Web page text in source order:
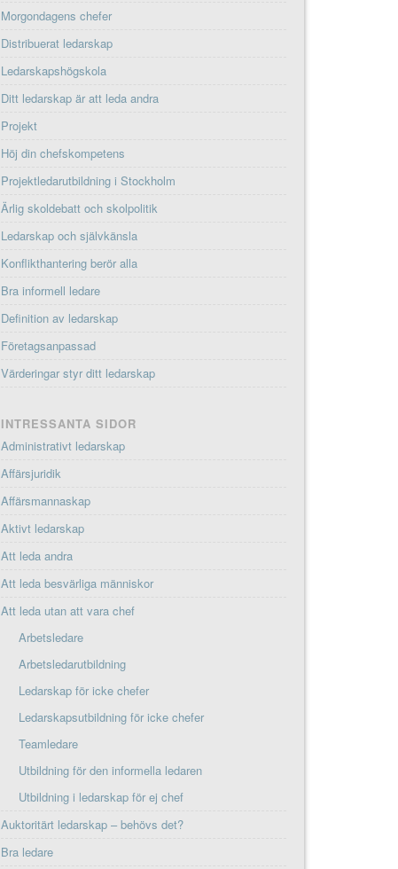
Morgondagens chefer
Distribuerat ledarskap
Ledarskapshögskola
Ditt ledarskap är att leda andra
Projekt
Höj din chefskompetens
Projektledarutbildning i Stockholm
Ärlig skoldebatt och skolpolitik
Ledarskap och självkänsla
Konflikthantering berör alla
Bra informell ledare
Definition av ledarskap
Företagsanpassad
Värderingar styr ditt ledarskap
INTRESSANTA SIDOR
Administrativt ledarskap
Affärsjuridik
Affärsmannaskap
Aktivt ledarskap
Att leda andra
Att leda besvärliga människor
Att leda utan att vara chef
Arbetsledare
Arbetsledarutbildning
Ledarskap för icke chefer
Ledarskapsutbildning för icke chefer
Teamledare
Utbildning för den informella ledaren
Utbildning i ledarskap för ej chef
Auktoritärt ledarskap – behövs det?
Bra ledare